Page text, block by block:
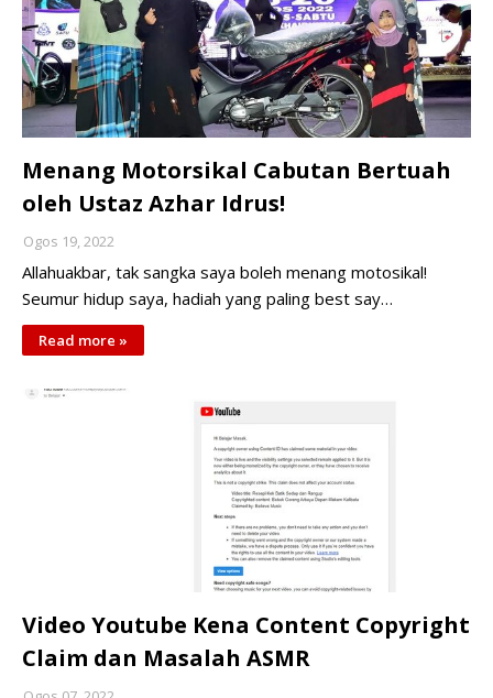
Menang Motorsikal Cabutan Bertuah
oleh Ustaz Azhar Idrus!
Ogos 19, 2022
Allahuakbar, tak sangka saya boleh menang motosikal!
Seumur hidup saya, hadiah yang paling best say…
Read more »
Video Youtube Kena Content Copyright
Claim dan Masalah ASMR